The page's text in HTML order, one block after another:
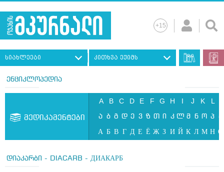
სიახლეები კითხვა ექიმს
ენციკლოპედია
მედიკამენტები
A B C D E F G H I J K L
ა ბ გ დ ე ვ ზ თ ი კ ლ მ ნ ო პ ჟ
А Б В Г Д Е Ё Ж З И Й К Л М Н О
დიაკარბი - DIACARB - ДИАКАРБ